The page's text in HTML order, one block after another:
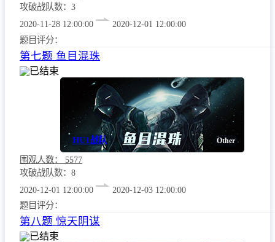
攻破战队数：3
2020-11-28 12:00:00
2020-12-01 12:00:00
题目评分：
第七题 鱼目混珠
已结束
Other
HU1战队
围观人数：
5577
攻破战队数：8
2020-12-01 12:00:00
2020-12-03 12:00:00
题目评分：
第八题 惊天阴谋
已结束